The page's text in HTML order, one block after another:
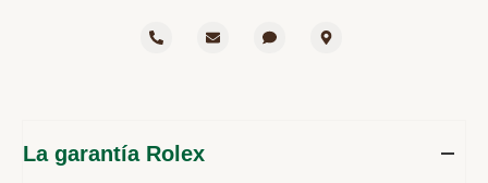
La garantía Rolex